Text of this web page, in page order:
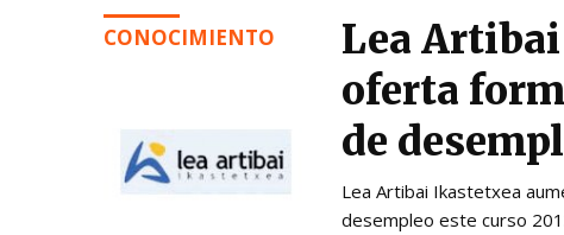
CONOCIMIENTO
Lea
oferta
de
Lea Artibai Ikastetxea
desempleo este curso